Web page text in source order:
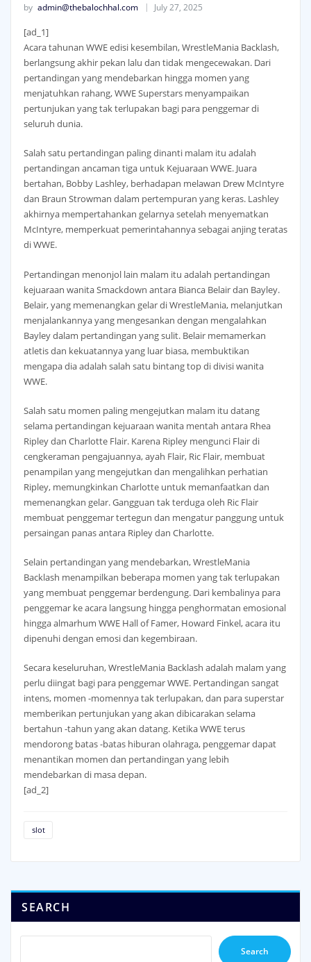
by admin@thebalochhal.com July 27, 2025
[ad_1]
Acara tahunan WWE edisi kesembilan, WrestleMania Backlash,
berlangsung akhir pekan lalu dan tidak mengecewakan. Dari
pertandingan yang mendebarkan hingga momen yang
menjatuhkan rahang, WWE Superstars menyampaikan
pertunjukan yang tak terlupakan bagi para penggemar di
seluruh dunia.
Salah satu pertandingan paling dinanti malam itu adalah
pertandingan ancaman tiga untuk Kejuaraan WWE. Juara
bertahan, Bobby Lashley, berhadapan melawan Drew McIntyre
dan Braun Strowman dalam pertempuran yang keras. Lashley
akhirnya mempertahankan gelarnya setelah menyematkan
McIntyre, memperkuat pemerintahannya sebagai anjing teratas
di WWE.
Pertandingan menonjol lain malam itu adalah pertandingan
kejuaraan wanita Smackdown antara Bianca Belair dan Bayley.
Belair, yang memenangkan gelar di WrestleMania, melanjutkan
menjalankannya yang mengesankan dengan mengalahkan
Bayley dalam pertandingan yang sulit. Belair memamerkan
atletis dan kekuatannya yang luar biasa, membuktikan
mengapa dia adalah salah satu bintang top di divisi wanita
WWE.
Salah satu momen paling mengejutkan malam itu datang
selama pertandingan kejuaraan wanita mentah antara Rhea
Ripley dan Charlotte Flair. Karena Ripley mengunci Flair di
cengkeraman pengajuannya, ayah Flair, Ric Flair, membuat
penampilan yang mengejutkan dan mengalihkan perhatian
Ripley, memungkinkan Charlotte untuk memanfaatkan dan
memenangkan gelar. Gangguan tak terduga oleh Ric Flair
membuat penggemar tertegun dan mengatur panggung untuk
persaingan panas antara Ripley dan Charlotte.
Selain pertandingan yang mendebarkan, WrestleMania
Backlash menampilkan beberapa momen yang tak terlupakan
yang membuat penggemar berdengung. Dari kembalinya para
penggemar ke acara langsung hingga penghormatan emosional
hingga almarhum WWE Hall of Famer, Howard Finkel, acara itu
dipenuhi dengan emosi dan kegembiraan.
Secara keseluruhan, WrestleMania Backlash adalah malam yang
perlu diingat bagi para penggemar WWE. Pertandingan sangat
intens, momen -momennya tak terlupakan, dan para superstar
memberikan pertunjukan yang akan dibicarakan selama
bertahun -tahun yang akan datang. Ketika WWE terus
mendorong batas -batas hiburan olahraga, penggemar dapat
menantikan momen dan pertandingan yang lebih
mendebarkan di masa depan.
[ad_2]
slot
SEARCH
Search